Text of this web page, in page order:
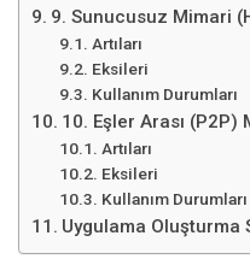
9. Sunucusuz Mimari
Artıları
Eksileri
Kullanım Durumları
10. Eşler Arası (P2P)
Artıları
Eksileri
Kullanım Durumları
Uygulama